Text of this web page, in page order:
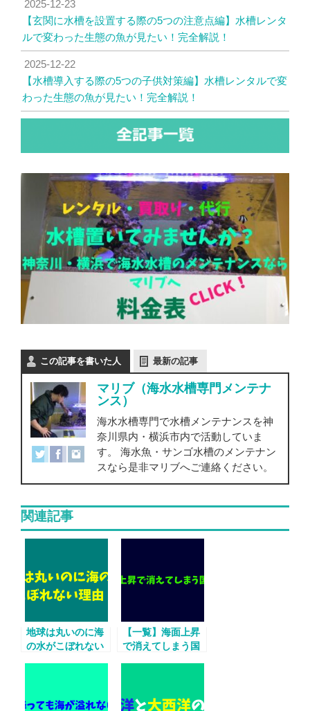
2025-12-23
【玄関に水槽を設置する際の5つの注意点編】水槽レンタ
ルで変わった生態の魚が見たい！完全解説！
2025-12-22
【水槽導入する際の5つの子供対策編】水槽レンタルで変
わった生態の魚が見たい！完全解説！
この記事を書いた人 最新の記事
マリブ（海水水槽専門メンテナ
ンス）
海水水槽専門で水槽メンテナンスを神
奈川県内・横浜市内で活動していま
す。 海水魚・サンゴ水槽のメンテナン
スなら是非マリブへご連絡ください。
関連記事
地球は丸いのに海
の水がこぼれない
【一覧】海面上昇
で消えてしまう国